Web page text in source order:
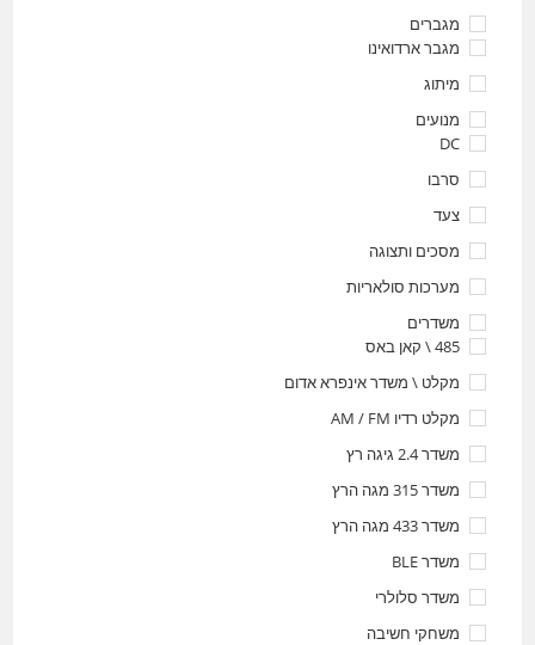
מגברים
מגבר ארדואינו
מיתוג
מנועים
DC
סרבו
צעד
מסכים ותצוגה
מערכות סולאריות
משדרים
485 \ קאן באס
מקלט \ משדר אינפרא אדום
מקלט רדיו AM / FM
משדר 2.4 גיגה רץ
משדר 315 מגה הרץ
משדר 433 מגה הרץ
משדר BLE
משדר סלולרי
משחקי חשיבה